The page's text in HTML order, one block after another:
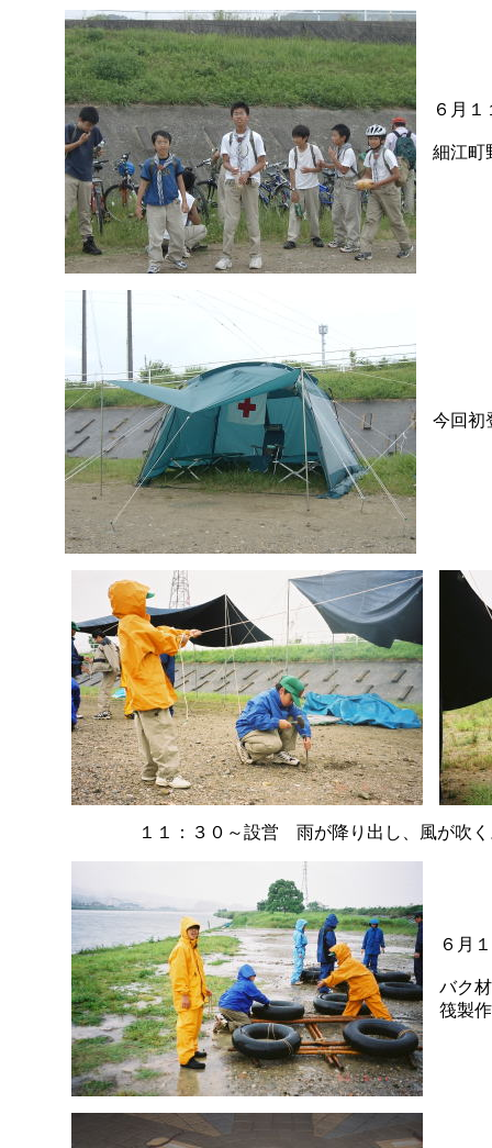
６月
細江町
今回初
１１：３０～設営 雨が降り出し、風が吹
６月
バク
筏製